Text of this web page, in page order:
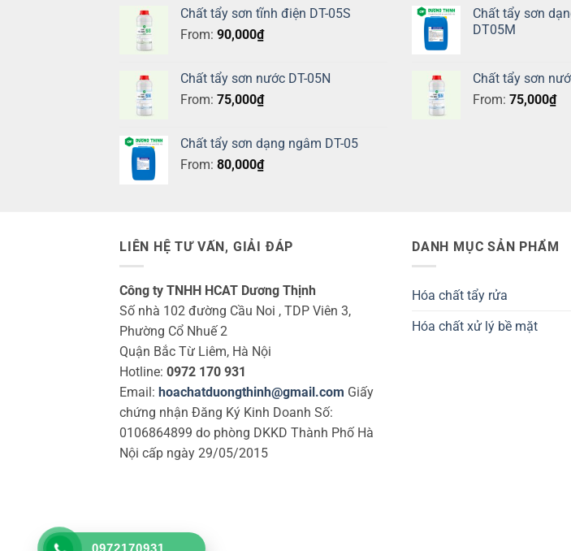
Chất tẩy sơn tĩnh điện DT-05S
From: 90,000₫
Chất tẩy sơn nước DT-05N
From: 75,000₫
Chất tẩy sơn dạng ngâm DT-05
From: 80,000₫
Chất tẩy sơn
DT05M
Chất tẩy sơn
From: 75,000₫
LIÊN HỆ TƯ VẤN, GIẢI ĐÁP
Công ty TNHH HCAT Dương Thịnh
Số nhà 102 đường Cầu Noi , TDP Viên 3,
Phường Cổ Nhuế 2
Quận Bắc Từ Liêm, Hà Nội
Hotline: 0972 170 931
Email: hoachatduongthinh@gmail.com Giấy
chứng nhận Đăng Ký Kinh Doanh Số:
0106864899 do phòng DKKD Thành Phố Hà
Nội cấp ngày 29/05/2015
DANH MỤC SẢN PHẨM
Hóa chất tẩy rửa
Hóa chất xử lý bề mặt
0972170931